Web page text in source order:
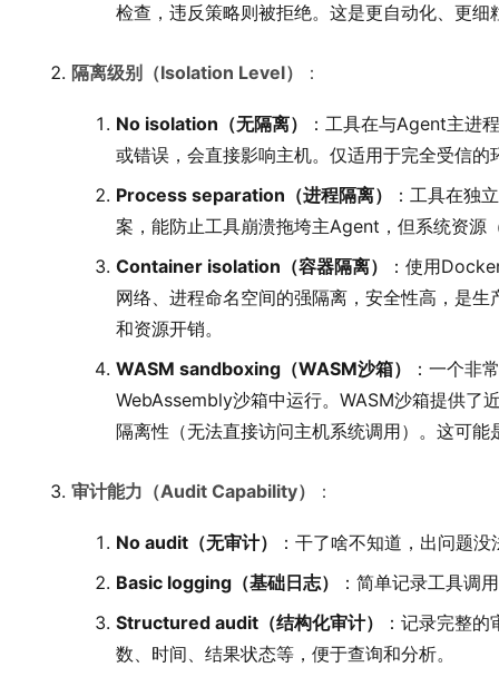
检查，违反策略则被拒绝。这是更自动化、更细
隔离级别（Isolation Level） ：
No isolation（无隔离）
：工具在与Agent主进
或错误，会直接影响主机。仅适用于完全受信的
Process separation（进程隔离）
：工具在独
案，能防止工具崩溃拖垮主Agent，但系统资源
Container isolation（容器隔离）
：使用
网络、进程命名空间的强隔离，安全性高，是
和资源开销。
WASM sandboxing（WASM沙箱）
：一个非
WebAssembly沙箱中运行。WASM沙箱提供了
隔离性（无法直接访问主机系统调用）。这可
审计能力（Audit Capability） ：
No audit（无审计）
：干了啥不知道，出问题没
Basic logging（基础日志）
：简单记录工具调
Structured audit（结构化审计）
：记录完整
数、时间、结果状态等，便于查询和分析。